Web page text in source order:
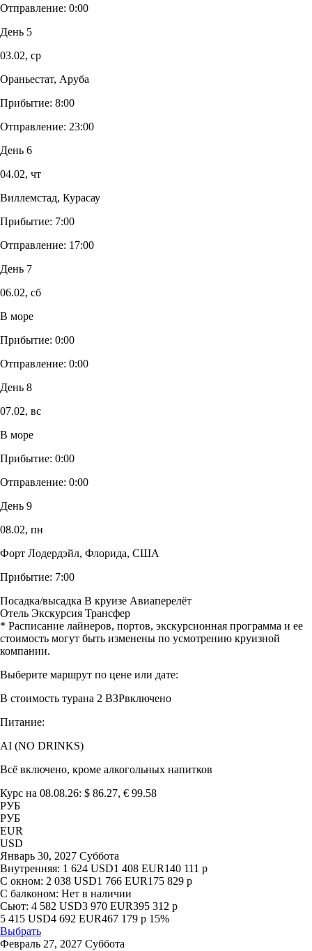
Отправление: 0:00
День 5
03.02, ср
Ораньестат, Аруба
Прибытие: 8:00
Отправление: 23:00
День 6
04.02, чт
Виллемстад, Курасау
Прибытие: 7:00
Отправление: 17:00
День 7
06.02, сб
В море
Прибытие: 0:00
Отправление: 0:00
День 8
07.02, вс
В море
Прибытие: 0:00
Отправление: 0:00
День 9
08.02, пн
Форт Лодердэйл, Флорида, США
Прибытие: 7:00
Посадка/высадка В круизе Авиаперелёт
Отель Экскурсия Трансфер
* Расписание лайнеров, портов, экскурсионная программа и ее
стоимость могут быть изменены по усмотрению круизной
компании.
Выберите маршрут по цене или дате:
В стоимость турана 2 ВЗРвключено
Питание:
AI (NO DRINKS)
Всё включено, кроме алкогольных напитков
Курс на 08.08.26: $ 86.27, € 99.58
РУБ
РУБ
EUR
USD
Январь 30, 2027 Суббота
Внутренняя: 1 624 USD1 408 EUR140 111 р
С окном: 2 038 USD1 766 EUR175 829 р
С балконом: Нет в наличии
Сьют: 4 582 USD3 970 EUR395 312 р
5 415 USD4 692 EUR467 179 р 15%
Выбрать
Февраль 27, 2027 Суббота